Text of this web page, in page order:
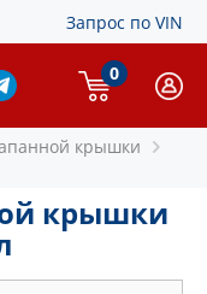
Запрос по VIN
0
крышки
крышки